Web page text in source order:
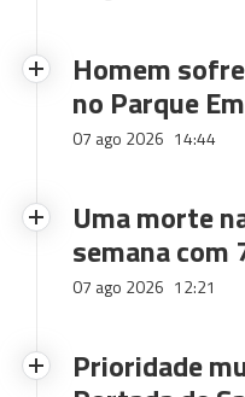
Homem
no Parque
07 ago 2026 14:44
Uma morte
semana com
07 ago 2026 12:21
Prioridade